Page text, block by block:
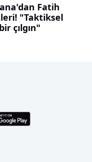
Fatih
"Taktiksel
çılgın"